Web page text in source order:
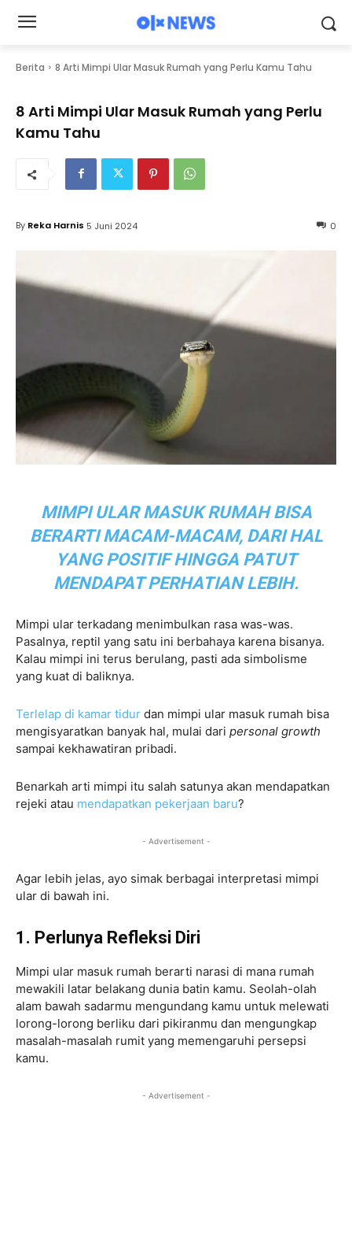
Berita 8 Arti Mimpi Ular Masuk Rumah yang Perlu Kamu Tahu
8 Arti Mimpi Ular Masuk Rumah yang Perlu
Kamu Tahu
0
By Reka Harnis 5 Juni 2024
MIMPI ULAR MASUK RUMAH BISA
BERARTI MACAM-MACAM, DARI HAL
YANG POSITIF HINGGA PATUT
MENDAPAT PERHATIAN LEBIH.
Mimpi ular terkadang menimbulkan rasa was-was.
Pasalnya, reptil yang satu ini berbahaya karena bisanya.
Kalau mimpi ini terus berulang, pasti ada simbolisme
yang kuat di baliknya.
Terlelap di kamar tidur dan mimpi ular masuk rumah bisa
mengisyaratkan banyak hal, mulai dari personal growth
sampai kekhawatiran pribadi.
Benarkah arti mimpi itu salah satunya akan mendapatkan
rejeki atau mendapatkan pekerjaan baru?
- Advertisement -
Agar lebih jelas, ayo simak berbagai interpretasi mimpi
ular di bawah ini.
1. Perlunya Refleksi Diri
Mimpi ular masuk rumah berarti narasi di mana rumah
mewakili latar belakang dunia batin kamu. Seolah-olah
alam bawah sadarmu mengundang kamu untuk melewati
lorong-lorong berliku dari pikiranmu dan mengungkap
masalah-masalah rumit yang memengaruhi persepsi
kamu.
- Advertisement -